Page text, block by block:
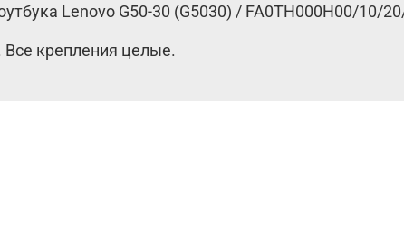
Lenovo G50-30 (G5030) / FA0TH000H00/10/
крепления целые.